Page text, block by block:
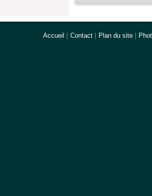
Accueil Contact Plan du site